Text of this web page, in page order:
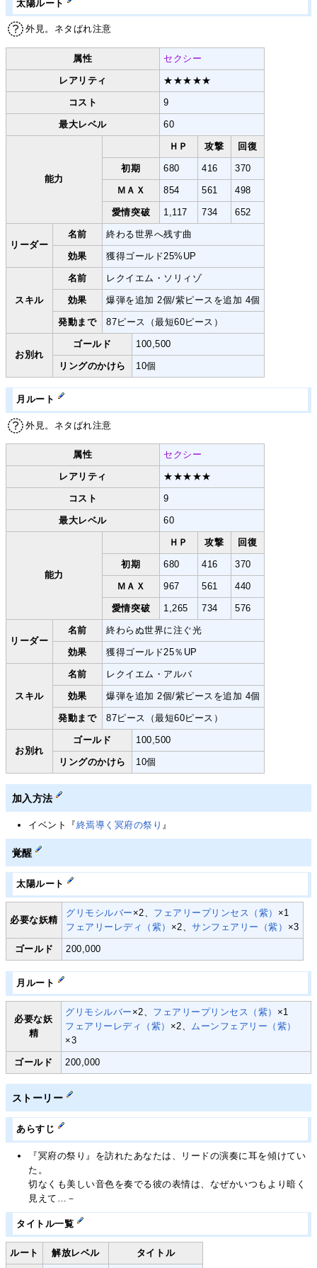
太陽ルート
外見。ネタばれ注意
属性 セクシー
レアリティ ★★★★★
コスト 9
最大レベル 60
能力
ＨＰ 攻撃 回復
初期 680 416 370
ＭＡＸ 854 561 498
愛情突破 1,117 734 652
リーダー
名前 終わる世界へ残す曲
効果 獲得ゴールド25%UP
スキル
名前 レクイエム・ソリィゾ
効果 爆弾を追加 2個/紫ピースを追加 4個
発動まで 87ピース（最短60ピース）
お別れ
ゴールド 100,500
リングのかけら 10個
月ルート
外見。ネタばれ注意
属性 セクシー
レアリティ ★★★★★
コスト 9
最大レベル 60
能力
ＨＰ 攻撃 回復
初期 680 416 370
ＭＡＸ 967 561 440
愛情突破 1,265 734 576
リーダー
名前 終わらぬ世界に注ぐ光
効果 獲得ゴールド25％UP
スキル
名前 レクイエム・アルバ
効果 爆弾を追加 2個/紫ピースを追加 4個
発動まで 87ピース（最短60ピース）
お別れ
ゴールド 100,500
リングのかけら 10個
加入方法
イベント『終焉導く冥府の祭り 』
覚醒
太陽ルート
必要な妖精
グリモシルバー ×2、 フェアリープリンセス（紫） ×1
フェアリーレディ（紫） ×2、サンフェアリー（紫） ×3
ゴールド 200,000
月ルート
必要な妖
精
グリモシルバー ×2、 フェアリープリンセス（紫） ×1
フェアリーレディ（紫） ×2、
ムーンフェアリー（紫）
×3
ゴールド 200,000
ストーリー
あらすじ
『冥府の祭り』を訪れたあなたは、リードの演奏に耳を傾けてい
た。
切なくも美しい音色を奏でる彼の表情は、なぜかいつもより暗く
見えて…－
タイトル一覧
ルート 解放レベル タイトル